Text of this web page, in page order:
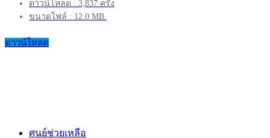
ดาวน์โหลด : 3,837 ครั้ง
ขนาดไฟล์ : 12.0 MB.
ดาวน์โหลด
ศูนย์ช่วยเหลือ